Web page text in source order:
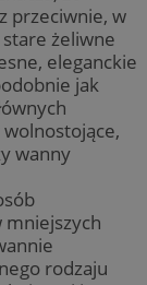
przeciwnie, w
żeliwne
eleganckie
jak
wanny
mniejszych
rodzaju